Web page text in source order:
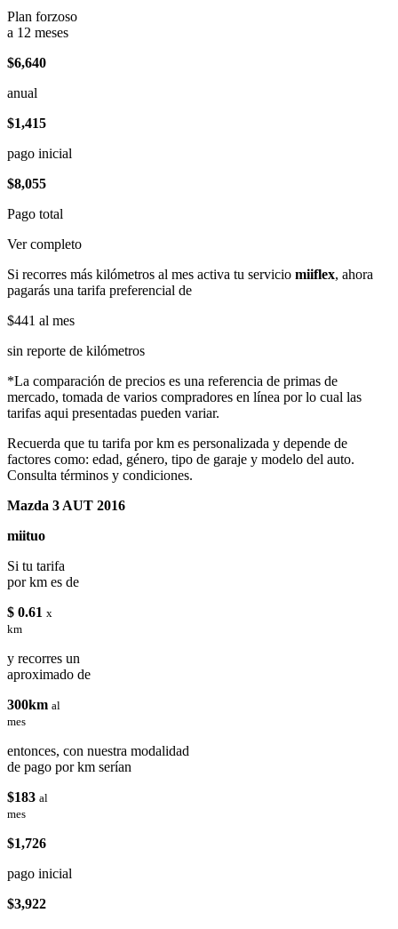
Plan forzoso
a 12 meses
$6,640
anual
$1,415
pago inicial
$8,055
Pago total
Ver completo
Si recorres más kilómetros al mes activa tu servicio miiflex, ahora
pagarás una tarifa preferencial de
$441 al mes
sin reporte de kilómetros
*La comparación de precios es una referencia de primas de
mercado, tomada de varios compradores en línea por lo cual las
tarifas aqui presentadas pueden variar.
Recuerda que tu tarifa por km es personalizada y depende de
factores como: edad, género, tipo de garaje y modelo del auto.
Consulta términos y condiciones.
Mazda 3 AUT 2016
miituo
Si tu tarifa
por km es de
$ 0.61 x
km
y recorres un
aproximado de
300km al
mes
entonces, con nuestra modalidad
de pago por km serían
$183 al
mes
$1,726
pago inicial
$3,922